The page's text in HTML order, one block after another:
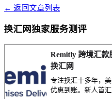
← 返回文章列表
换汇网独家服务测评